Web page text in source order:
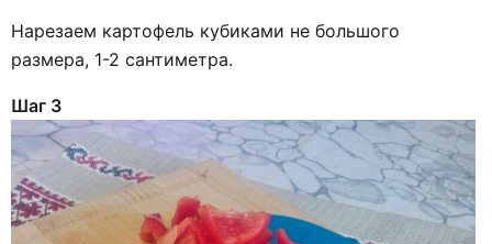
Нарезаем картофель кубиками не большого
размера, 1-2 сантиметра.
Шаг 3